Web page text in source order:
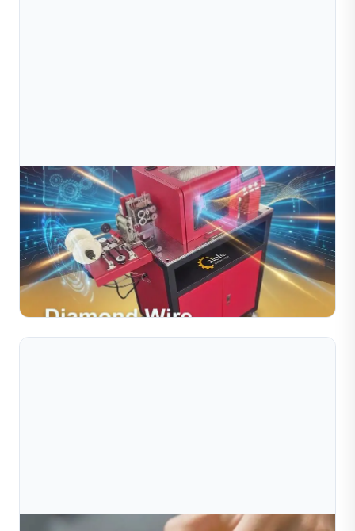
Jul 10, 2026
Máy Cắt Dây Kim Cương Dùng Trong Chế Tác
Trang Sức Chính Xác
Máy cắt dây kim cương là thiết bị thiết yếu dành cho các
nhà sản xuất trang sức chú trọng đến độ chính xác, hiệu
quả và chất lượng ổn định. Nhờ khả năng vận hàn...
Đọc toàn bộ bài viết